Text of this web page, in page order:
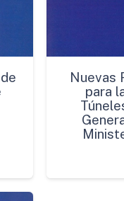
Nuevas
para